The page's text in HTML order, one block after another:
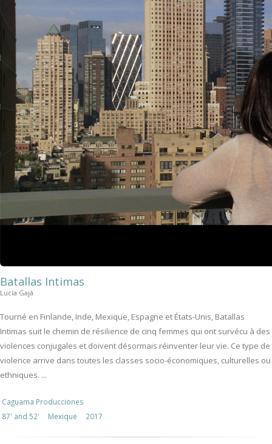
Batallas Intimas
Lucía Gajá
Tourné en Finlande, Inde, Mexique, Espagne et États-Unis, Batallas
Intimas suit le chemin de résilience de cinq femmes qui ont survécu à des
violences conjugales et doivent désormais réinventer leur vie. Ce type de
violence arrive dans toutes les classes socio-économiques, culturelles ou
ethniques. ...
Caguama Producciones
87' and 52'
Mexique 2017